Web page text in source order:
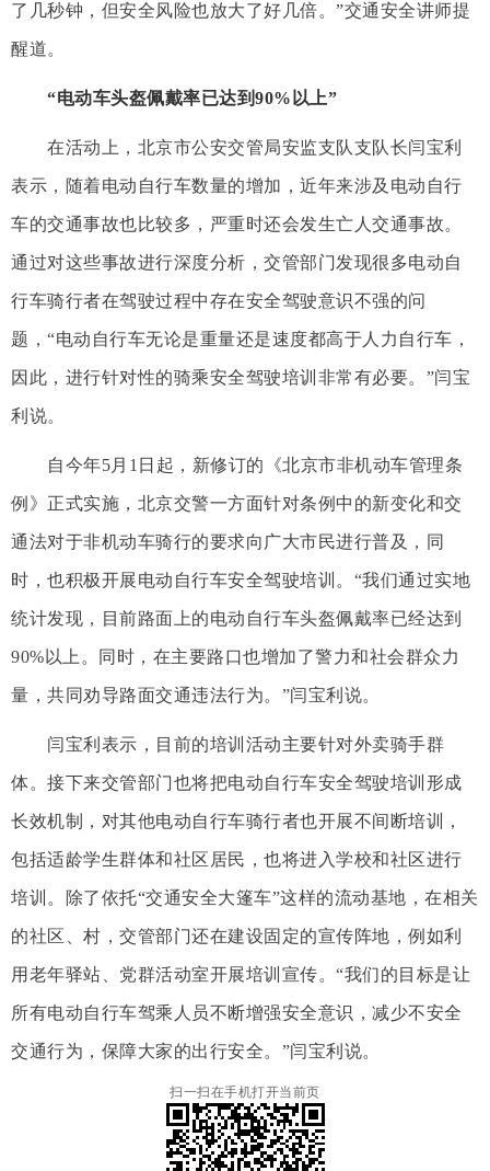
了几秒钟，但安全风险也放大了好几倍。”交通安全讲师提
醒道。
“电动车头盔佩戴率已达到90%以上”
在活动上，北京市公安交管局安监支队支队长闫宝利
表示，随着电动自行车数量的增加，近年来涉及电动自行
车的交通事故也比较多，严重时还会发生亡人交通事故。
通过对这些事故进行深度分析，交管部门发现很多电动自
行车骑行者在驾驶过程中存在安全驾驶意识不强的问
题，“电动自行车无论是重量还是速度都高于人力自行车，
因此，进行针对性的骑乘安全驾驶培训非常有必要。”闫宝
利说。
自今年5月1日起，新修订的《北京市非机动车管理条
例》正式实施，北京交警一方面针对条例中的新变化和交
通法对于非机动车骑行的要求向广大市民进行普及，同
时，也积极开展电动自行车安全驾驶培训。“我们通过实地
统计发现，目前路面上的电动自行车头盔佩戴率已经达到
90%以上。同时，在主要路口也增加了警力和社会群众力
量，共同劝导路面交通违法行为。”闫宝利说。
闫宝利表示，目前的培训活动主要针对外卖骑手群
体。接下来交管部门也将把电动自行车安全驾驶培训形成
长效机制，对其他电动自行车骑行者也开展不间断培训，
包括适龄学生群体和社区居民，也将进入学校和社区进行
培训。除了依托“交通安全大篷车”这样的流动基地，在相关
的社区、村，交管部门还在建设固定的宣传阵地，例如利
用老年驿站、党群活动室开展培训宣传。“我们的目标是让
所有电动自行车驾乘人员不断增强安全意识，减少不安全
交通行为，保障大家的出行安全。”闫宝利说。
扫一扫在手机打开当前页